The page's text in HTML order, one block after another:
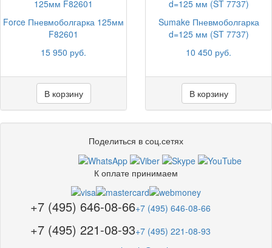
Force Пневмоболгарка 125мм
F82601
15 950 руб.
В корзину
Sumake Пневмоболгарка
d=125 мм (ST 7737)
10 450 руб.
В корзину
Поделиться в соц.сетях
К оплате принимаем
+7 (495) 646-08-66+7 (495) 646-08-66
+7 (495) 221-08-93+7 (495) 221-08-93